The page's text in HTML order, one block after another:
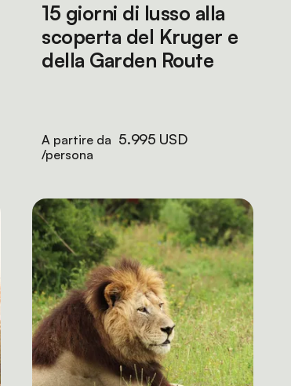
15 giorni di lusso alla
scoperta del Kruger e
della Garden Route
A partire da 5.995 USD
/persona